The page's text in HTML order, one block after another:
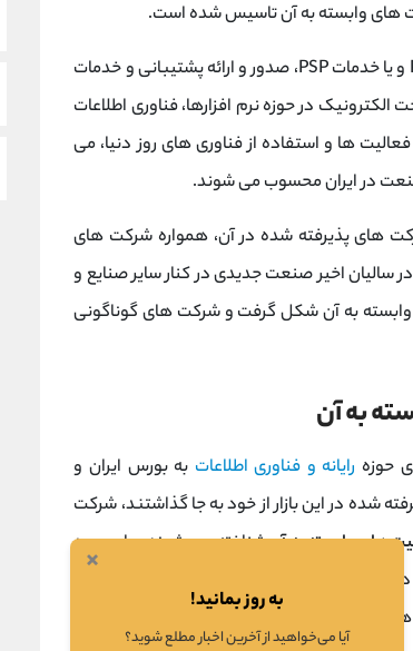
های وابسته به آن تاسیس شده است.
شرکت های فعال در ایران اکثرا در حوزه پرداخت و خدمات POS و یا خدمات PSP، صدور و ارائه پشتیبانی و خدمات
در حوزه نرم افزارها، فناوری اطلاعات
ها و استفاده از فناوری های روز دنیا، می
در ایران محسوب می شوند.
های پذیرفته شده در آن، همواره شرکت های
در سالیان اخیر صنعت جدیدی در کنار سایر صنایع و
وابسته به آن شکل گرفت و شرکت های گوناگونی
به آن
حوزه رایانه و فناوری اطلاعات به بورس ایران و
شده در این بازار از خود به جا گذاشتند، شرکت
های وابسته به آنشناخته می شوند، برای ورود
اند از:
×
به روز بمانید!
آیا می‌خواهید از آخرین اخبار مطلع شوید؟